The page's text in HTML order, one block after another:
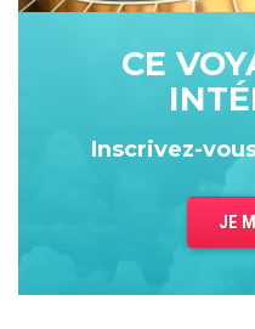
Conditions de réservation
CE
Inscrivez-
JE